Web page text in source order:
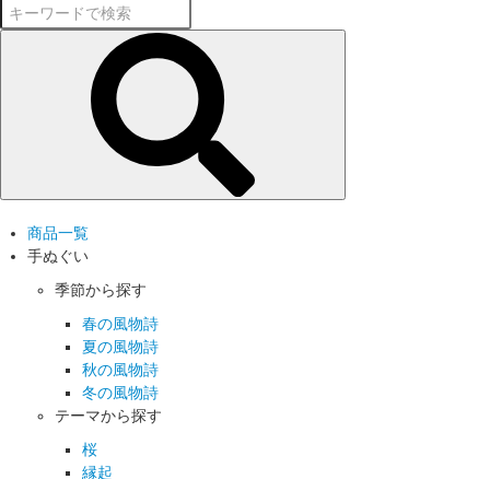
商品一覧
手ぬぐい
季節から探す
春の風物詩
夏の風物詩
秋の風物詩
冬の風物詩
テーマから探す
桜
縁起